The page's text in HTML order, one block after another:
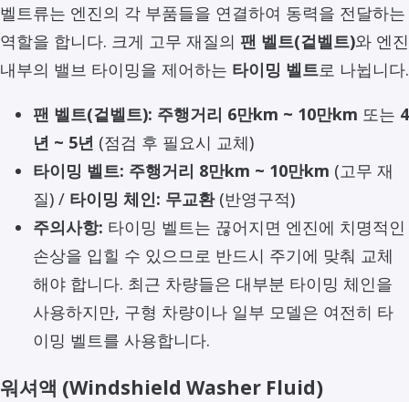
벨트류는 엔진의 각 부품들을 연결하여 동력을 전달하는
역할을 합니다. 크게 고무 재질의 팬 벨트(겉벨트)와 엔진
내부의 밸브 타이밍을 제어하는 타이밍 벨트로 나뉩니다.
팬 벨트(겉벨트): 주행거리 6만km ~ 10만km 또는 4
년 ~ 5년 (점검 후 필요시 교체)
타이밍 벨트: 주행거리 8만km ~ 10만km (고무 재
질) / 타이밍 체인: 무교환(반영구적)
주의사항: 타이밍 벨트는 끊어지면 엔진에 치명적인
손상을 입힐 수 있으므로 반드시 주기에 맞춰 교체
해야 합니다. 최근 차량들은 대부분 타이밍 체인을
사용하지만, 구형 차량이나 일부 모델은 여전히 타
이밍 벨트를 사용합니다.
워셔액 (Windshield Washer Fluid)